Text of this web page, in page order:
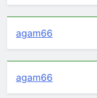
agam66
agam66